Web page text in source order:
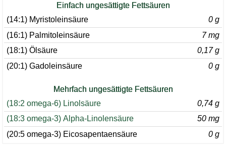
Einfach ungesättigte Fettsäuren
(14:1) Myristoleinsäure
0 g
(16:1) Palmitoleinsäure
7 mg
(18:1) Ölsäure
0,17 g
(20:1) Gadoleinsäure
0 g
Mehrfach ungesättigte Fettsäuren
(18:2 omega-6) Linolsäure
0,74 g
(18:3 omega-3) Alpha-Linolensäure
50 mg
(20:5 omega-3) Eicosapentaensäure
0 g